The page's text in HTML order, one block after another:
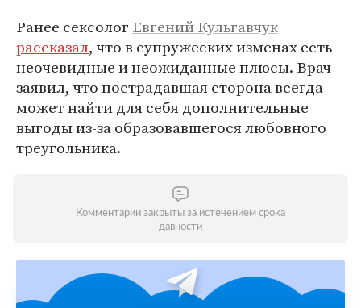
Ранее сексолог Евгений Кульгавчук
рассказал, что в супружеских изменах есть
неочевидные и неожиданные плюсы. Врач
заявил, что пострадавшая сторона всегда
может найти для себя дополнительные
выгоды из-за образовавшегося любовного
треугольника.
Комментарии закрыты за истечением срока
давности